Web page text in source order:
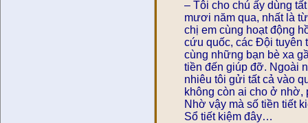
– Tôi cho chú ấy dùng
mươi năm qua, nhất là
chị em cùng hoạt động
cứu quốc, các Đội tuyên
cùng những bạn bè xa
tiền đến giúp đỡ. Ngoài
nhiêu tôi gửi tất cả vào
không còn ai cho ở nhờ,
Nhờ vậy mà số tiền tiết
Sổ tiết kiệm đây…